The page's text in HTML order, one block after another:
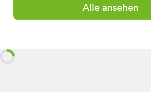
Alle ansehen